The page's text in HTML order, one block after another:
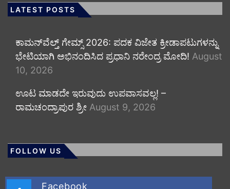
LATEST POSTS
ಕಾಮನ್‌ವೆಲ್ತ್ ಗೇಮ್ಸ್ 2026: ಪದಕ ವಿಜೇತ ಕ್ರೀಡಾಪಟುಗಳನ್ನು
ಭೇಟಿಯಾಗಿ ಅಭಿನಂದಿಸಿದ ಪ್ರಧಾನಿ ನರೇಂದ್ರ ಮೋದಿ! August
10, 2026
ಊಟ ಮಾಡದೇ ಇರುವುದು ಉಪವಾಸವಲ್ಲ! –
ರಾಮಚಂದ್ರಾಪುರ ಶ್ರೀ August 9, 2026
FOLLOW US
Facebook